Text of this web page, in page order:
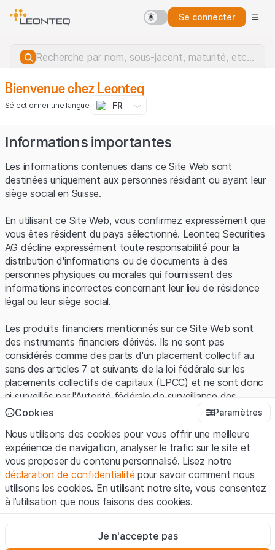
Se connecter
Erreur du serveur.
Bienvenue chez Leonteq
Sélectionner une langue FR
Informations importantes
Les informations contenues dans ce Site Web sont
destinées uniquement aux personnes résidant ou ayant leur
siège social en Suisse.
En utilisant ce Site Web, vous confirmez expressément que
vous êtes résident du pays sélectionné. Leonteq Securities
AG décline expressément toute responsabilité pour la
distribution d'informations ou de documents à des
personnes physiques ou morales qui fournissent des
informations incorrectes concernant leur lieu de résidence
légal ou leur siège social.
Les produits financiers mentionnés sur ce Site Web sont
des instruments financiers dérivés. Ils ne sont pas
considérés comme des parts d'un placement collectif au
sens des articles 7 et suivants de la loi fédérale sur les
placements collectifs de capitaux (LPCC) et ne sont donc
ni surveillés par l'Autorité fédérale de surveillance des
marchés financiers (FINMA) ni enregistrés auprès de la
protection spécifique des investisseurs prévue par la LPCC.
Conditions d'utilisation et informations juridiques
En utilisant le Site Web de Leonteq Securities AG (ci-après
"Site Web"), vous confirmez que vous avez compris et que
vous acceptez les informations juridiques, les notes
vous n'acceptez pas les Conditions d'utilisation, veuillez-
vous abstenir d'utiliser ce Site Web.
Cookies Paramètres
Nous utilisons des cookies pour vous offrir une meilleure
expérience de navigation, analyser le trafic sur le site et
vous proposer du contenu personnalisé. Lisez notre
déclaration de confidentialité pour savoir comment nous
utilisons les cookies. En utilisant notre site, vous consentez
à l’utilisation que nous faisons des cookies.
Ces cookies sont nécessaires au bon fonctionnement du site
Je n'accepte pas